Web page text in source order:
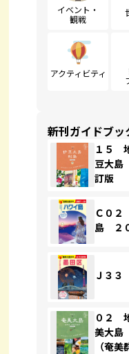
イベント・
観戦
アクティビティ
新刊ガイドブッ
１５
豆大
訂版
Ｃ０
島 ２
Ｊ３
０２
美大
（奄